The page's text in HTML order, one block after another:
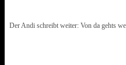
Der Andi schreibt weiter: Von da gehts